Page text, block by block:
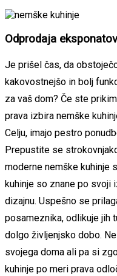
Odprodaja
Je prišel čas, da
kakovostnejšo in bolj
za vaš dom? Če ste
prava izbira nemške
Celju, imajo pestro
Prepustite se
moderne nemške kuhinje
kuhinje so znane po
dizajnu. Uspešno se
posameznika, odlikuje jih
dolgo življenjsko dobo.
svojega doma ali pa si
kuhinje po meri prava